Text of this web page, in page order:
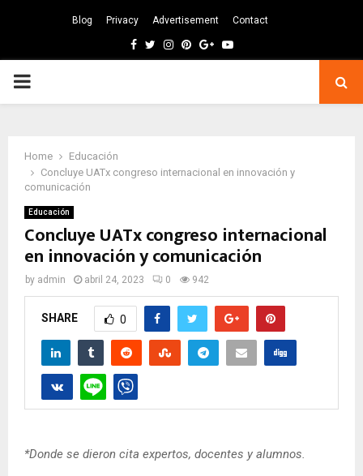
Blog Privacy Advertisement Contact
Facebook
TwitterInstagram
Pinterest
GoogleYoutube
PRIMARY
Home
Educación
Concluye UATx congreso internacional en innovación y
comunicación
Educación
Concluye UATx congreso internacional
en innovación y comunicación
by admin abril 24, 2023 0 942
SHARE 0
*Donde se dieron cita expertos, docentes y alumnos.